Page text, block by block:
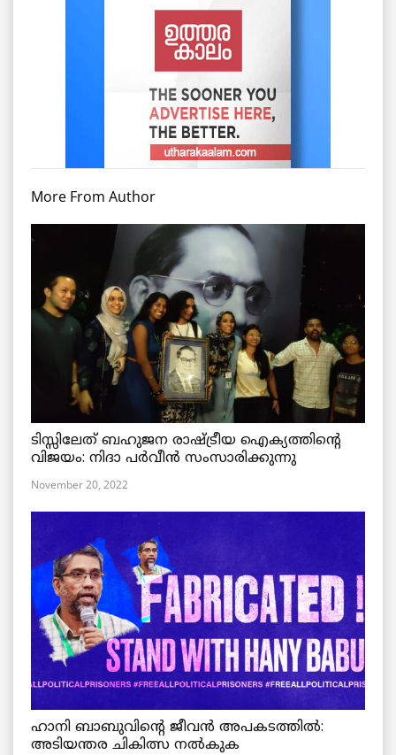
More From Author
ടിസ്സിലേത് ബഹുജന രാഷ്ട്രീയ ഐക്യത്തിന്റെ
വിജയം: നിദാ പർവീൻ സംസാരിക്കുന്നു
November 20, 2022
ഹാനി ബാബുവിന്റെ ജീവൻ അപകടത്തിൽ:
അടിയന്തര ചികിത്സ നൽകുക